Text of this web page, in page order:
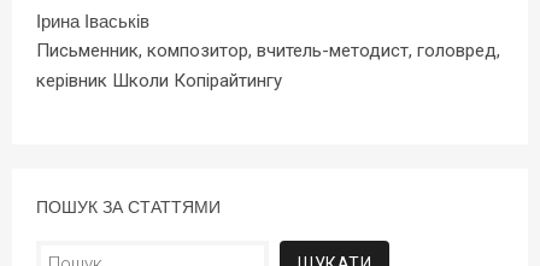
Ірина Іваськів
Письменник, композитор, вчитель-методист, головред,
керівник Школи Копірайтингу
ПОШУК ЗА СТАТТЯМИ
Пошук: